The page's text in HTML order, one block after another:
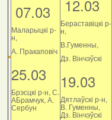
07.03
Маларыцкі р-
н,
А. Пракаповіч
25.03
Брэсцкі р-н, С.
АБрамчук, А.
Сербун
12.03
Бераставіцкі р-
н,
В.Гуменны,
Дз. Вінчэўскі
19.03
Дятлаўскі р-н,
В. Гуменны,
Дз. Вінчэўскі